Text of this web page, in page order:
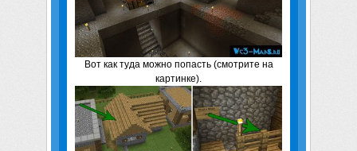
Вот как туда можно попасть (смотрите на
картинке).